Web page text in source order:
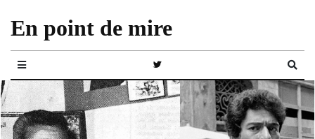
En point de mire